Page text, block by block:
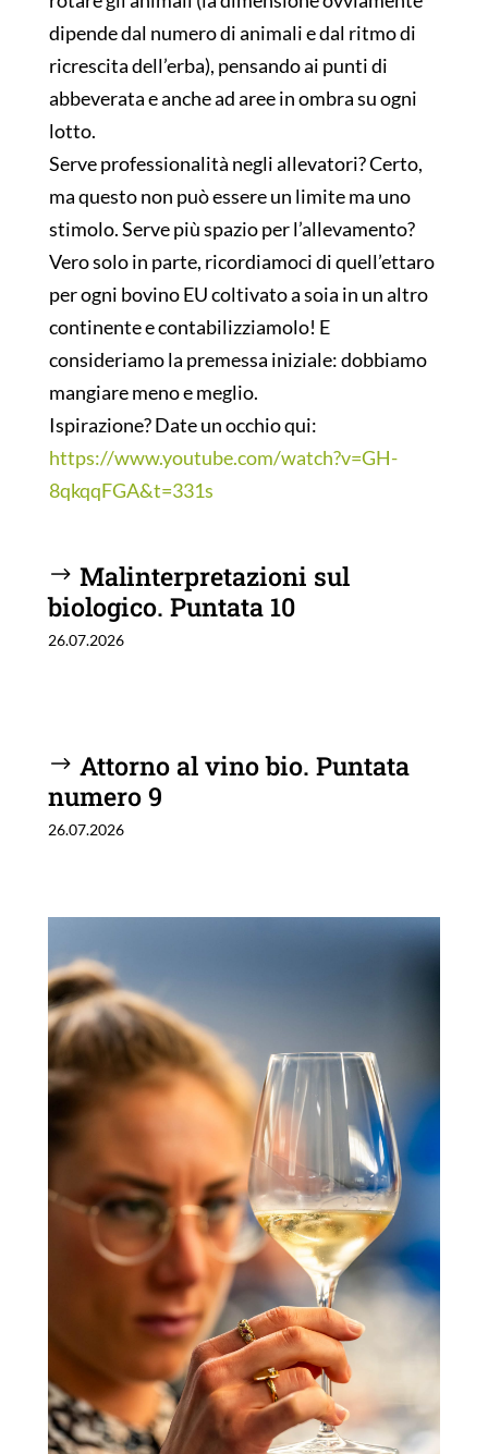
dipende dal numero di animali e dal ritmo di
ricrescita dell’erba), pensando ai punti di
abbeverata e anche ad aree in ombra su ogni
lotto.
Serve professionalità negli allevatori? Certo,
ma questo non può essere un limite ma uno
stimolo. Serve più spazio per l’allevamento?
Vero solo in parte, ricordiamoci di quell’ettaro
per ogni bovino EU coltivato a soia in un altro
continente e contabilizziamolo! E
consideriamo la premessa iniziale: dobbiamo
mangiare meno e meglio.
Ispirazione? Date un occhio qui:
https://www.youtube.com/watch?v=GH-
8qkqqFGA&t=331s
Malinterpretazioni sul
biologico. Puntata 10
26.07.2026
Attorno al vino bio. Puntata
numero 9
26.07.2026